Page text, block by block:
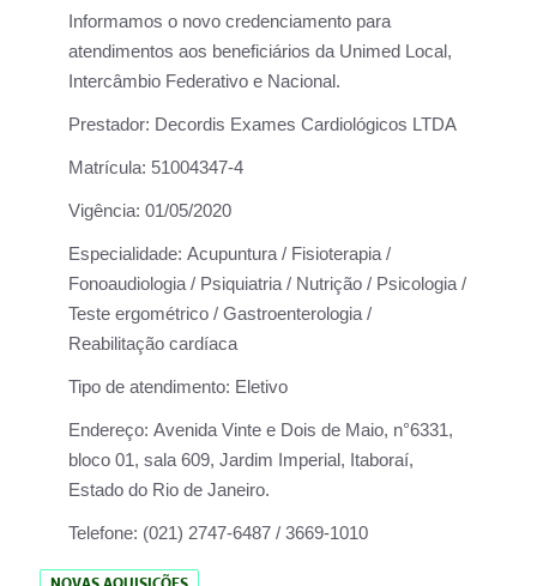
Informamos o novo credenciamento para
atendimentos aos beneficiários da Unimed Local,
Intercâmbio Federativo e Nacional.
Prestador: Decordis Exames Cardiológicos LTDA
Matrícula: 51004347-4
Vigência: 01/05/2020
Especialidade: Acupuntura / Fisioterapia /
Fonoaudiologia / Psiquiatria / Nutrição / Psicologia /
Teste ergométrico / Gastroenterologia /
Reabilitação cardíaca
Tipo de atendimento: Eletivo
Endereço: Avenida Vinte e Dois de Maio, n°6331,
bloco 01, sala 609, Jardim Imperial, Itaboraí,
Estado do Rio de Janeiro.
Telefone: (021) 2747-6487 / 3669-1010